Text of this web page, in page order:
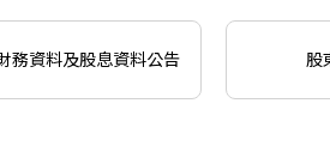
務資料及股息資料公告 股